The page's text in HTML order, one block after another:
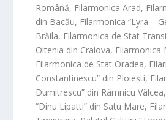
Română, Filarmonica Arad,
din Bacău, Filarmonica “Lyra –
Brăila, Filarmonica de Stat
Oltenia din Craiova, Filarmonica
Filarmonica de Stat Oradea,
Constantinescu” din Ploiești,
Dumitrescu” din Râmnicu
“Dinu Lipatti” din Satu Mare,